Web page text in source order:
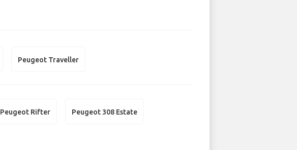
Peugeot Traveller
Peugeot Rifter Peugeot 308 Estate